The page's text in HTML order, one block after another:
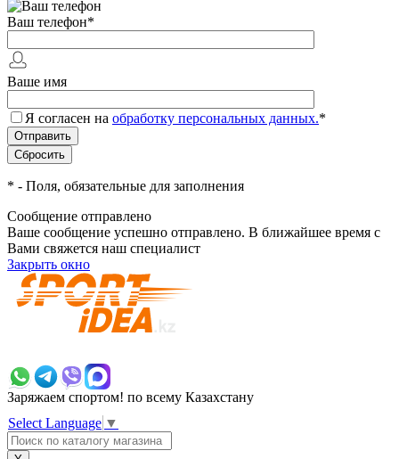
Ваш телефон*
Ваше имя
Я согласен на обработку персональных данных.*
* - Поля, обязательные для заполнения
Сообщение отправлено
Ваше сообщение успешно отправлено. В ближайшее время с
Вами свяжется наш специалист
Закрыть окно
Заряжаем спортом! по всему Казахстану
Select Language ▼